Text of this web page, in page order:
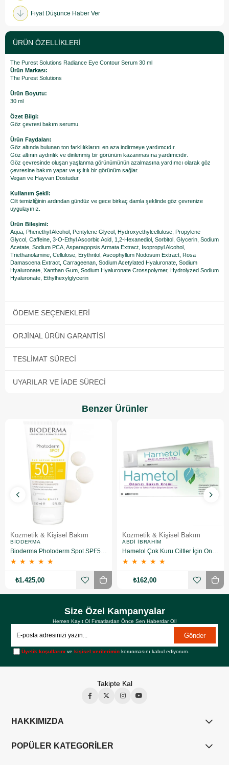
Fiyat Düşünce Haber Ver
ÜRÜN ÖZELLIKLERI
The Purest Solutions Radiance Eye Contour Serum 30 ml
Ürün Markası:
The Purest Solutions
Ürün Boyutu:
30 ml
Özet Bilgi:
Göz çevresi bakım serumu.
Ürün Faydaları:
Göz altında bulunan ton farklılıklarını en aza indirmeye yardımcıdır.
Göz altının aydınlık ve dinlenmiş bir görünüm kazanmasına yardımcıdır.
Göz çevresinde oluşan yaşlanma görünümünün azalmasına yardımcı olarak göz
çevresine bakım yapar ve ışıltılı bir görünüm sağlar.
Vegan ve Hayvan Dostudur.
Kullanım Şekli:
Cilt temizliğinin ardından gündüz ve gece birkaç damla şeklinde göz çevrenize
uygulayınız.
Ürün Bileşimi:
Aqua, Phenethyl Alcohol, Pentylene Glycol, Hydroxyethylcellulose, Propylene
Glycol, Caffeine, 3-O-Ethyl Ascorbic Acid, 1,2-Hexanediol, Sorbitol, Glycerin, Sodium
Acetate, Sodium PCA, Asparagopsis Armata Extract, Isopropyl Alcohol,
Triethanolamine, Cellulose, Erythritol, Ascophyllum Nodosum Extract, Rosa
Damascena Extract, Carrageenan, Sodium Acetylated Hyaluronate, Sodium
Hyaluronate, Xanthan Gum, Sodium Hyaluronate Crosspolymer, Hydrolyzed Sodium
Hyaluronate, Ethylhexylglycerin
ÖDEME SEÇENEKLERI
ORJINAL ÜRÜN GARANTISI
TESLIMAT SÜRECI
UYARILAR VE İADE SÜRECI
Benzer Ürünler
Kozmetik & Kişisel Bakım
BIODERMA
Bioderma Photoderm Spot SPF50+ 150 ml
★ ★ ★ ★ ★
₺1.425,00
Kozmetik & Kişisel Bakım
ABDI İBRAHIM
Hametol Çok Kuru Ciltler İçin Onarıcı Bakım Kremi 30 g
★ ★ ★ ★ ★
₺162,00
Size Özel Kampanyalar
Hemen Kayıt Ol Fırsatlardan Önce Sen Haberdar Ol!
Gönder
Üyelik koşullarını vekişisel verilerimin korunmasını kabul ediyorum.
Takipte Kal
HAKKIMIZDA
POPÜLER KATEGORİLER